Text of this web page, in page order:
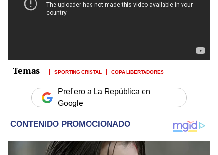
SPORTING CRISTAL COPA LIBERTADORES
Prefiero a La República en
Google